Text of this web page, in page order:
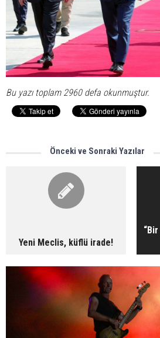
Bu yazı toplam 2960 defa okunmuştur.
Önceki ve Sonraki Yazılar
Yeni Meclis, küflü irade!